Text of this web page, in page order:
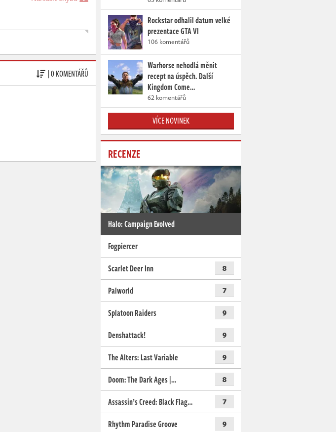
| 0 KOMENTÁŘŮ
Rockstar odhalil datum velké
prezentace GTA VI
106 komentářů
Warhorse nehodlá měnit
recept na úspěch. Další
Kingdom Come…
62 komentářů
VÍCE NOVINEK
RECENZE
Halo: Campaign Evolved
Fogpiercer
Scarlet Deer Inn
8
Palworld 7
Splatoon Raiders 9
Denshattack! 9
The Alters: Last Variable 9
Doom: The Dark Ages |… 8
Assassin’s Creed: Black Flag… 7
Rhythm Paradise Groove 9